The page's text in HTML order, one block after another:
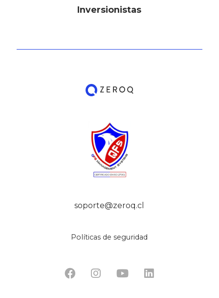
Inversionistas
soporte@zeroq.cl
Políticas de seguridad
   